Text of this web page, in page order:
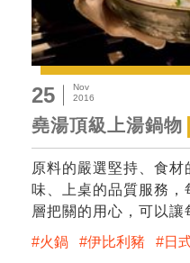
25
Nov
2016
堯湯頂級上湯鍋物
原料的嚴選堅持、食
味、上桌的品質服務
層把關的用心，可以讓
火鍋
伊比利豬 日